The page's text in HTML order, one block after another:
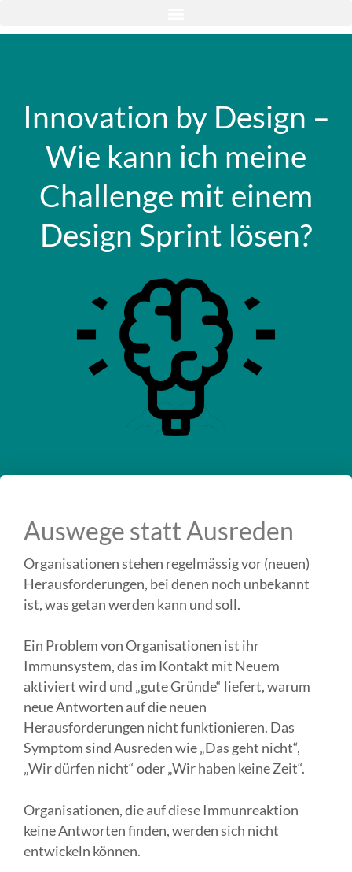
Innovation by Design –
Wie kann ich meine
Challenge mit einem
Design Sprint lösen?
Auswege statt Ausreden
Organisationen stehen regelmässig vor (neuen)
Herausforderungen, bei denen noch unbekannt
ist, was getan werden kann und soll.
Ein Problem von Organisationen ist ihr
Immunsystem, das im Kontakt mit Neuem
aktiviert wird und „gute Gründe“ liefert, warum
neue Antworten auf die neuen
Herausforderungen nicht funktionieren. Das
Symptom sind Ausreden wie „Das geht nicht“,
„Wir dürfen nicht“ oder „Wir haben keine Zeit“.
Organisationen, die auf diese Immunreaktion
keine Antworten finden, werden sich nicht
entwickeln können.